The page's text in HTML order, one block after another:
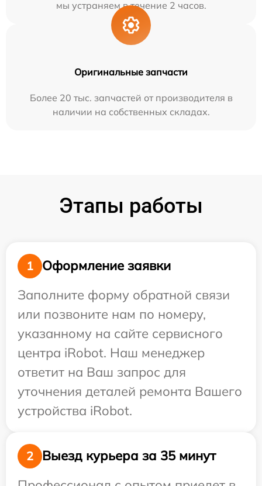
мы устраняем в течение 2 часов.
Оригинальные запчасти
Более 20 тыс. запчастей от производителя в
наличии на собственных складах.
Этапы работы
1
Оформление заявки
Заполните форму обратной связи
или позвоните нам по номеру,
указанному на сайте сервисного
центра iRobot. Наш менеджер
ответит на Ваш запрос для
уточнения деталей ремонта Вашего
устройства iRobot.
2
Выезд курьера за 35 минут